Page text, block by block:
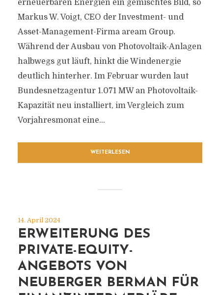
erneuerbaren Energien ein gemischtes Bild, so
Markus W. Voigt, CEO der Investment- und
Asset-Management-Firma aream Group.
Während der Ausbau von Photovoltaik-Anlagen
halbwegs gut läuft, hinkt die Windenergie
deutlich hinterher. Im Februar wurden laut
Bundesnetzagentur 1.071 MW an Photovoltaik-
Kapazität neu installiert, im Vergleich zum
Vorjahresmonat eine...
WEITERLESEN
14. April 2024
ERWEITERUNG DES
PRIVATE-EQUITY-
ANGEBOTS VON
NEUBERGER BERMAN FÜR